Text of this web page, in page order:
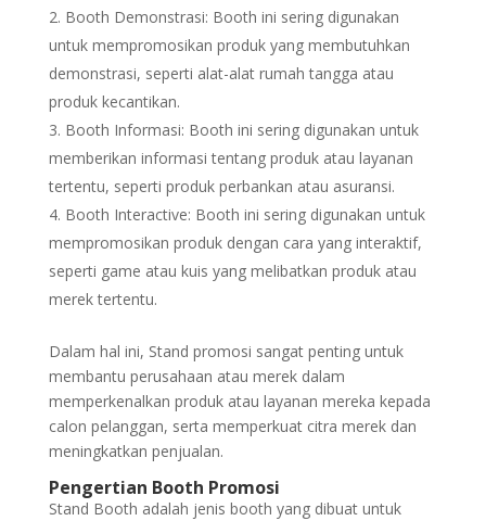
Booth Demonstrasi: Booth ini sering digunakan
untuk mempromosikan produk yang membutuhkan
demonstrasi, seperti alat-alat rumah tangga atau
produk kecantikan.
Booth Informasi: Booth ini sering digunakan untuk
memberikan informasi tentang produk atau layanan
tertentu, seperti produk perbankan atau asuransi.
Booth Interactive: Booth ini sering digunakan untuk
mempromosikan produk dengan cara yang interaktif,
seperti game atau kuis yang melibatkan produk atau
merek tertentu.
Dalam hal ini, Stand promosi sangat penting untuk
membantu perusahaan atau merek dalam
memperkenalkan produk atau layanan mereka kepada
calon pelanggan, serta memperkuat citra merek dan
meningkatkan penjualan.
Pengertian Booth Promosi
Stand Booth adalah jenis booth yang dibuat untuk